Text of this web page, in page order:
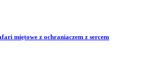
miętowe z ochraniaczem z sercem